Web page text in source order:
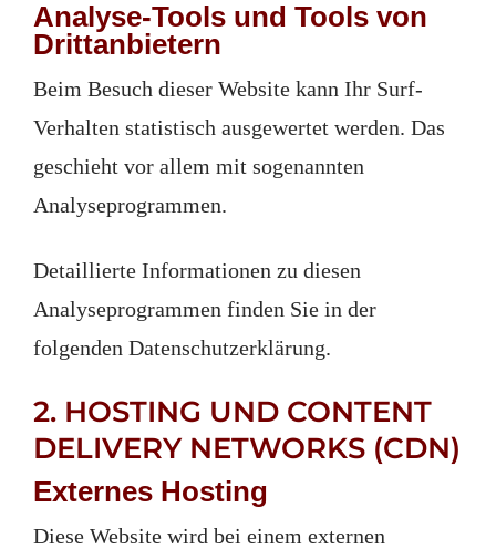
Analyse-Tools und Tools von
Dritt­anbietern
Beim Besuch dieser Website kann Ihr Surf-
Verhalten statistisch ausgewertet werden. Das
geschieht vor allem mit sogenannten
Analyseprogrammen.
Detaillierte Informationen zu diesen
Analyseprogrammen finden Sie in der
folgenden Datenschutzerklärung.
2. HOSTING UND CONTENT
DELIVERY NETWORKS (CDN)
Externes Hosting
Diese Website wird bei einem externen